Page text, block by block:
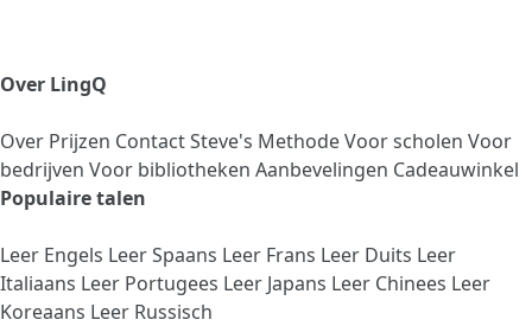
Over LingQ
Over Prijzen ContactSteve's MethodeVoor scholen Voor
bedrijven Voor bibliotheken Aanbevelingen Cadeauwinkel
Populaire talen
Leer Engels Leer Spaans Leer Frans Leer Duits Leer
Italiaans Leer Portugees Leer Japans Leer Chinees Leer
Koreaans Leer Russisch